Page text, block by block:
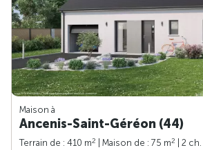
Maison à
Ancenis-Saint-Géréon (44)
Terrain de : 410 m2 | Maison de : 75 m2
| 2 ch.